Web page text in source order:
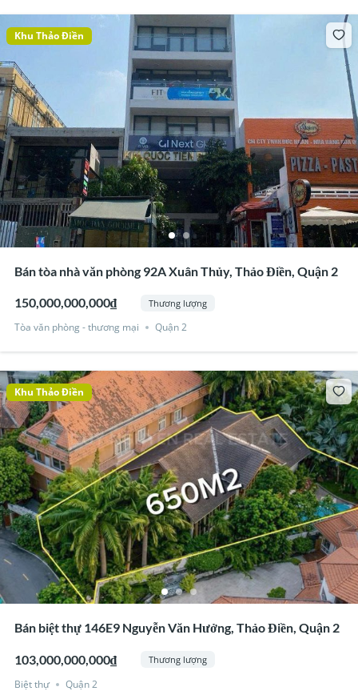
Khu Thảo Điền
Bán tòa nhà văn phòng 92A Xuân Thủy, Thảo Điền, Quận 2
150,000,000,000₫ Thương lượng
Tòa văn phòng - thương mại Quận 2
Khu Thảo Điền
Bán biệt thự 146E9 Nguyễn Văn Hưởng, Thảo Điền, Quận 2
103,000,000,000₫ Thương lượng
Biệt thự Quận 2